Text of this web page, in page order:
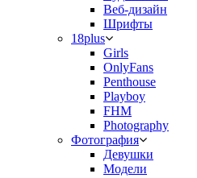
Веб-дизайн
Шрифты
18plus
Girls
OnlyFans
Penthouse
Playboy
FHM
Photography
Фотография
Девушки
Модели